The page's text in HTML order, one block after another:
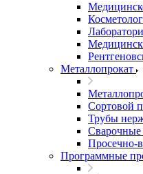
Металлопрокат
Сортовой
Трубы
Сварочные
Просечно-
Программные